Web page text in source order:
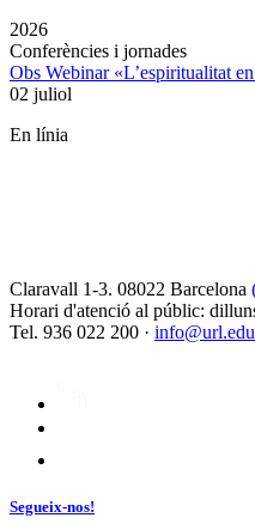
2026
Conferències i jornades
Obs Webinar «L’espiritualitat
02 juliol
En línia
Claravall 1-3. 08022 Barcelona
Horari d'atenció al públic:
Tel. 936 022 200 · info@url.edu
Segueix-nos!